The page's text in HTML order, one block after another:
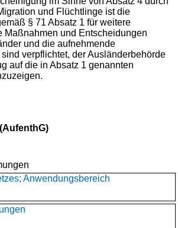
und Flüchtlinge ist die
§ 71 Absatz 1 für weitere
Maßnahmen und Entscheidungen
und die aufnehmende
verpflichtet, der Ausländerbehörde
auf die in Absatz 1 genannten
Anwendungsbereich